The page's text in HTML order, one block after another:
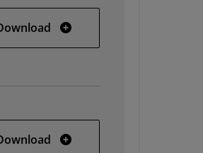
32-bit Windows
32-bit Linux